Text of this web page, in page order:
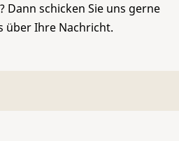
Dann schicken Sie uns gerne
über Ihre Nachricht.